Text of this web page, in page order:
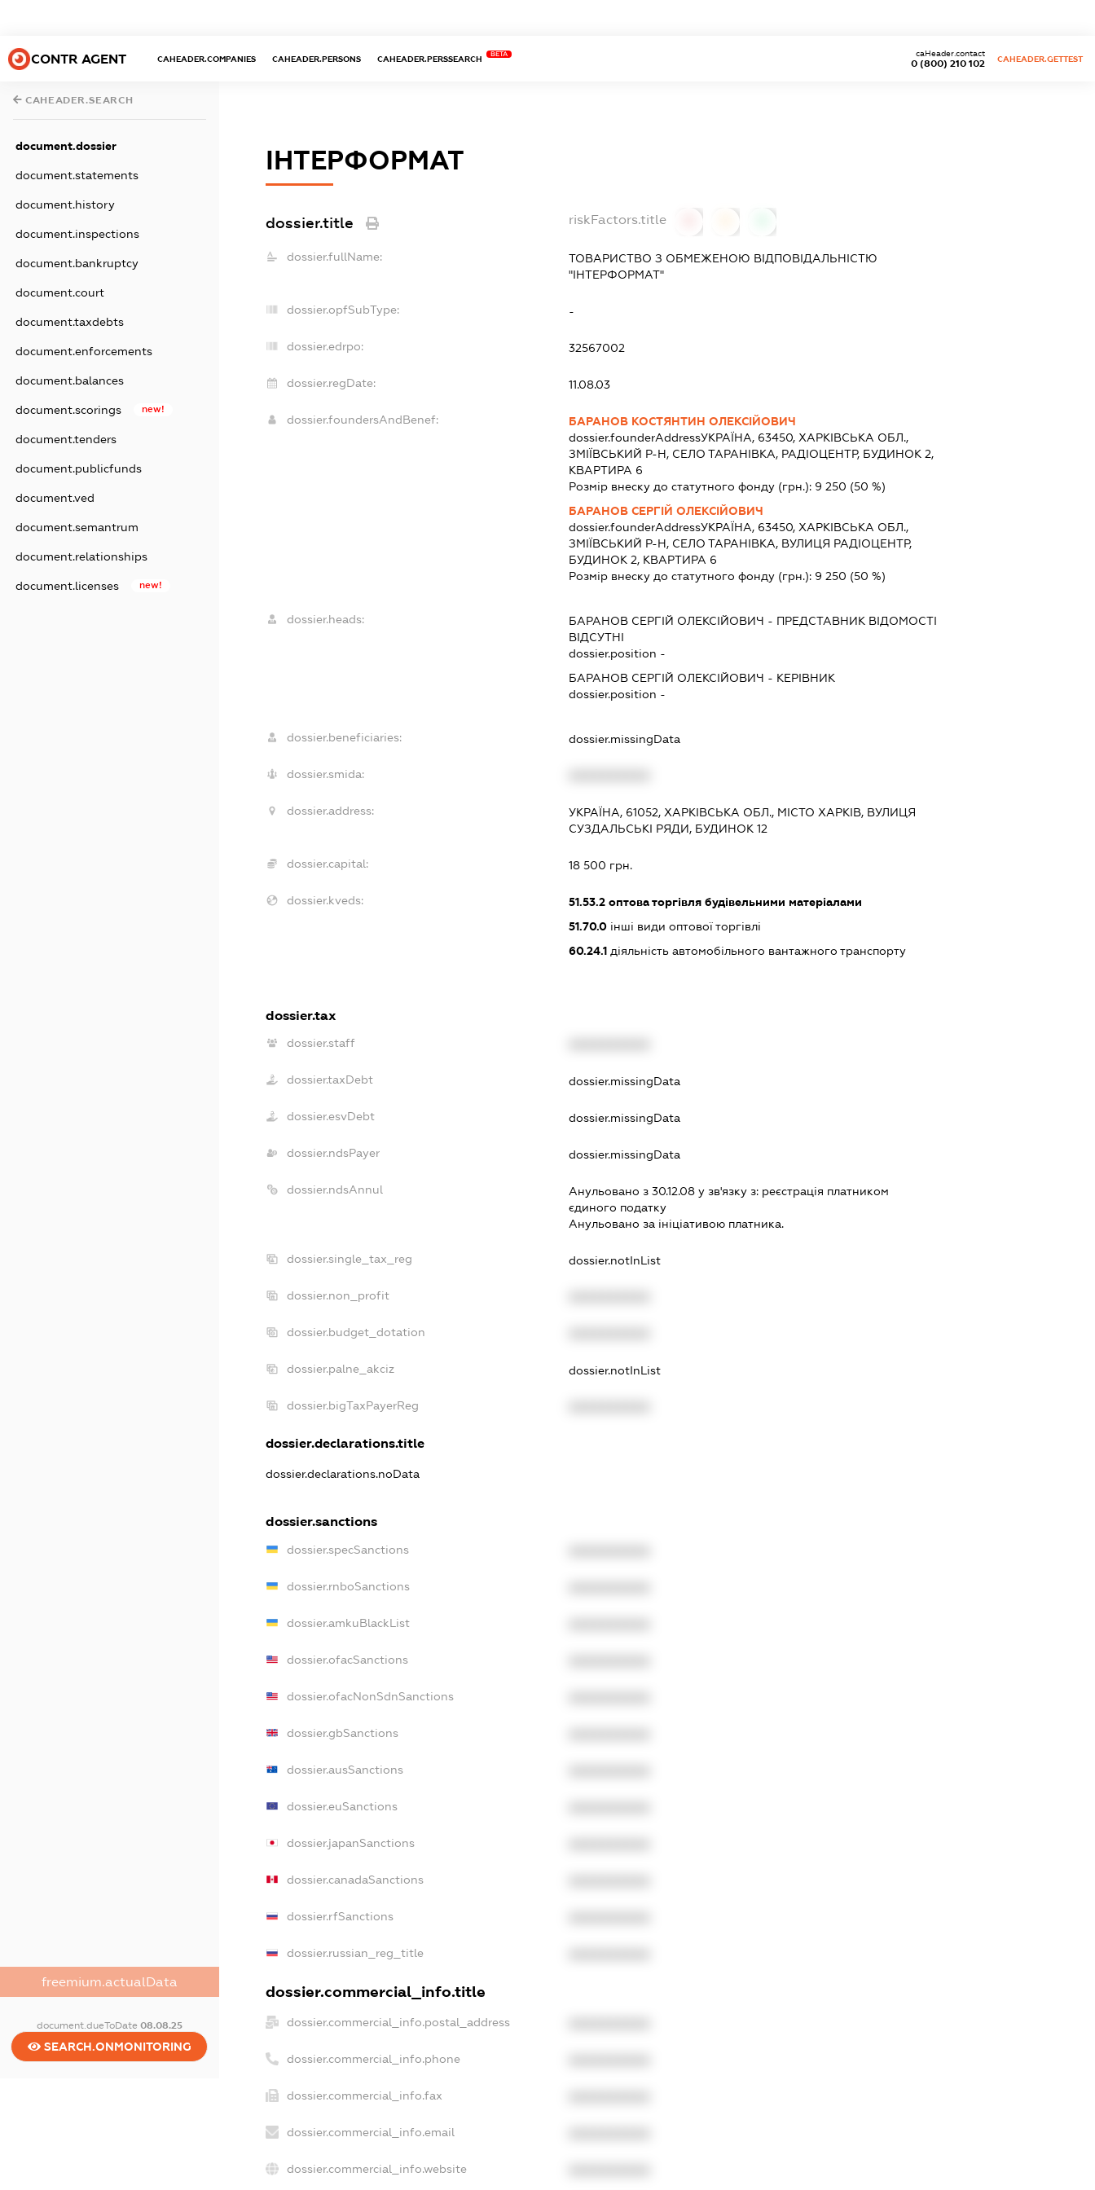
CONTR AGENT CAHEADER.COMPANIES CAHEADER.PERSONS CAHEADER.PERSSEARCH
BETA
0 (800) 210 102
caHeader.contact
CAHEADER.GETTEST
CAHEADER.SEARCH
document.dossier
document.statements
document.history
document.inspections
document.bankruptcy
document.court
document.taxdebts
document.enforcements
document.balances
document.scorings new!
document.tenders
document.publicfunds
document.ved
document.semantrum
document.relationships
document.licenses new!
freemium.actualData
document.dueToDate 08.08.25
SEARCH.ONMONITORING
ІНТЕРФОРМАТ
dossier.title riskFactors.title
dossier.fullName:
ТОВАРИСТВО З ОБМЕЖЕНОЮ ВІДПОВІДАЛЬНІСТЮ
"ІНТЕРФОРМАТ"
dossier.opfSubType: -
dossier.edrpo: 32567002
dossier.regDate: 11.08.03
dossier.foundersAndBenef:
БАРАНОВ КОСТЯНТИН ОЛЕКСІЙОВИЧ
dossier.founderAddressУКРАЇНА, 63450, ХАРКІВСЬКА ОБЛ.,
ЗМІЇВСЬКИЙ Р-Н, СЕЛО ТАРАНІВКА, РАДІОЦЕНТР, БУДИНОК 2,
КВАРТИРА 6
Розмір внеску до статутного фонду (грн.): 9 250 (50 %)
БАРАНОВ СЕРГІЙ ОЛЕКСІЙОВИЧ
dossier.founderAddressУКРАЇНА, 63450, ХАРКІВСЬКА ОБЛ.,
ЗМІЇВСЬКИЙ Р-Н, СЕЛО ТАРАНІВКА, ВУЛИЦЯ РАДІОЦЕНТР,
БУДИНОК 2, КВАРТИРА 6
Розмір внеску до статутного фонду (грн.): 9 250 (50 %)
dossier.heads: БАРАНОВ СЕРГІЙ ОЛЕКСІЙОВИЧ - ПРЕДСТАВНИК ВІДОМОСТІ
ВІДСУТНІ
dossier.position -
БАРАНОВ СЕРГІЙ ОЛЕКСІЙОВИЧ - КЕРІВНИК
dossier.position -
dossier.beneficiaries: dossier.missingData
dossier.smida:
dossier.address:
УКРАЇНА, 61052, ХАРКІВСЬКА ОБЛ., МІСТО ХАРКІВ, ВУЛИЦЯ
СУЗДАЛЬСЬКІ РЯДИ, БУДИНОК 12
dossier.capital: 18 500 грн.
dossier.kveds: 51.53.2оптова торгівля будівельними матеріалами
51.70.0інші види оптової торгівлі
60.24.1діяльність автомобільного вантажного транспорту
dossier.tax
dossier.staff
dossier.taxDebt dossier.missingData
dossier.esvDebt dossier.missingData
dossier.ndsPayer dossier.missingData
dossier.ndsAnnul Анульовано з 30.12.08 у зв'язку з: реєстрацiя платником
єдиного податку
Анульовано за iнiцiативою платника.
dossier.single_tax_reg dossier.notInList
dossier.non_profit
dossier.budget_dotation
dossier.palne_akciz dossier.notInList
dossier.bigTaxPayerReg
dossier.declarations.title
dossier.declarations.noData
dossier.sanctions
dossier.specSanctions
dossier.rnboSanctions
dossier.amkuBlackList
dossier.ofacSanctions
dossier.ofacNonSdnSanctions
dossier.gbSanctions
dossier.ausSanctions
dossier.euSanctions
dossier.japanSanctions
dossier.canadaSanctions
dossier.rfSanctions
dossier.russian_reg_title
dossier.commercial_info.title
dossier.commercial_info.postal_address
dossier.commercial_info.phone
dossier.commercial_info.fax
dossier.commercial_info.email
dossier.commercial_info.website